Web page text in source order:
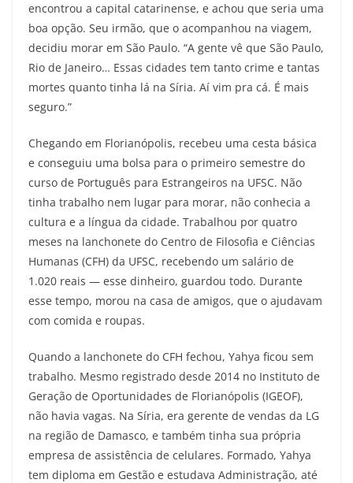
encontrou a capital catarinense, e achou que seria uma
boa opção. Seu irmão, que o acompanhou na viagem,
decidiu morar em São Paulo. “A gente vê que São Paulo,
Rio de Janeiro… Essas cidades tem tanto crime e tantas
mortes quanto tinha lá na Síria. Aí vim pra cá. É mais
seguro.”
Chegando em Florianópolis, recebeu uma cesta básica
e conseguiu uma bolsa para o primeiro semestre do
curso de Português para Estrangeiros na UFSC. Não
tinha trabalho nem lugar para morar, não conhecia a
cultura e a língua da cidade. Trabalhou por quatro
meses na lanchonete do Centro de Filosofia e Ciências
Humanas (CFH) da UFSC, recebendo um salário de
1.020 reais — esse dinheiro, guardou todo. Durante
esse tempo, morou na casa de amigos, que o ajudavam
com comida e roupas.
Quando a lanchonete do CFH fechou, Yahya ficou sem
trabalho. Mesmo registrado desde 2014 no Instituto de
Geração de Oportunidades de Florianópolis (IGEOF),
não havia vagas. Na Síria, era gerente de vendas da LG
na região de Damasco, e também tinha sua própria
empresa de assistência de celulares. Formado, Yahya
tem diploma em Gestão e estudava Administração, até